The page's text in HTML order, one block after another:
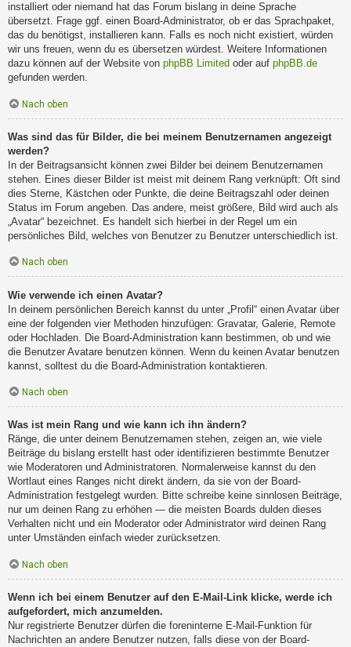
installiert oder niemand hat das Forum bislang in deine Sprache
übersetzt. Frage ggf. einen Board-Administrator, ob er das Sprachpaket,
das du benötigst, installieren kann. Falls es noch nicht existiert, würden
wir uns freuen, wenn du es übersetzen würdest. Weitere Informationen
dazu können auf der Website von phpBB Limited oder auf phpBB.de
gefunden werden.
Nach oben
Was sind das für Bilder, die bei meinem Benutzernamen angezeigt
werden?
In der Beitragsansicht können zwei Bilder bei deinem Benutzernamen
stehen. Eines dieser Bilder ist meist mit deinem Rang verknüpft: Oft sind
dies Sterne, Kästchen oder Punkte, die deine Beitragszahl oder deinen
Status im Forum angeben. Das andere, meist größere, Bild wird auch als
„Avatar“ bezeichnet. Es handelt sich hierbei in der Regel um ein
persönliches Bild, welches von Benutzer zu Benutzer unterschiedlich ist.
Nach oben
Wie verwende ich einen Avatar?
In deinem persönlichen Bereich kannst du unter „Profil“ einen Avatar über
eine der folgenden vier Methoden hinzufügen: Gravatar, Galerie, Remote
oder Hochladen. Die Board-Administration kann bestimmen, ob und wie
die Benutzer Avatare benutzen können. Wenn du keinen Avatar benutzen
kannst, solltest du die Board-Administration kontaktieren.
Nach oben
Was ist mein Rang und wie kann ich ihn ändern?
Ränge, die unter deinem Benutzernamen stehen, zeigen an, wie viele
Beiträge du bislang erstellt hast oder identifizieren bestimmte Benutzer
wie Moderatoren und Administratoren. Normalerweise kannst du den
Wortlaut eines Ranges nicht direkt ändern, da sie von der Board-
Administration festgelegt wurden. Bitte schreibe keine sinnlosen Beiträge,
nur um deinen Rang zu erhöhen — die meisten Boards dulden dieses
Verhalten nicht und ein Moderator oder Administrator wird deinen Rang
unter Umständen einfach wieder zurücksetzen.
Nach oben
Wenn ich bei einem Benutzer auf den E-Mail-Link klicke, werde ich
aufgefordert, mich anzumelden.
Nur registrierte Benutzer dürfen die foreninterne E-Mail-Funktion für
Nachrichten an andere Benutzer nutzen, falls diese von der Board-